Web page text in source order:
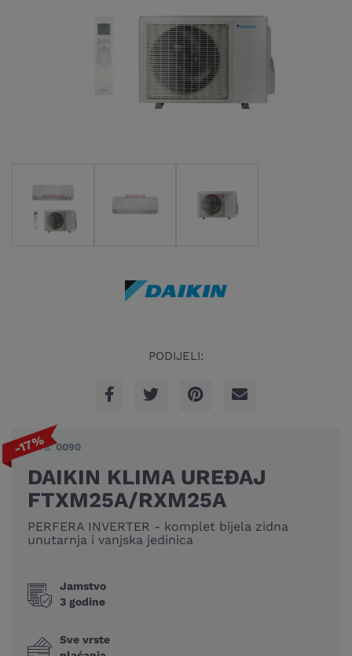
PODIJELI:
-17%
Šifra:0090
DAIKIN KLIMA UREĐAJ
FTXM25A/RXM25A
PERFERA INVERTER - komplet bijela zidna
unutarnja i vanjska jedinica
Jamstvo
3 godine
Sve vrste